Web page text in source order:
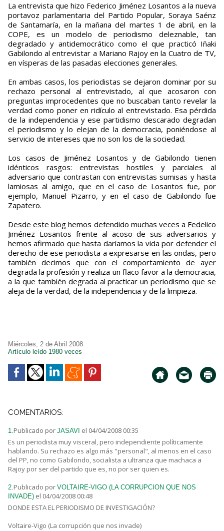
La entrevista que hizo Federico Jiménez Losantos a la nueva
portavoz parlamentaria del Partido Popular, Soraya Saénz
de Santamaría, en la mañana del martes 1 de abril, en la
COPE, es un modelo de periodismo deleznable, tan
degradado y antidemocrático como el que practicó Iñaki
Gabilondo al entrevistar a Mariano Rajoy en la Cuatro de TV,
en vísperas de las pasadas elecciones generales.
En ambas casos, los periodistas se dejaron dominar por su
rechazo personal al entrevistado, al que acosaron con
preguntas improcedentes que no buscaban tanto revelar la
verdad como poner en ridículo al entrevistado. Esa pérdida
de la independencia y ese partidismo descarado degradan
el periodismo y lo elejan de la democracia, poniéndose al
servicio de intereses que no son los de la sociedad.
Los casos de Jiménez Losantos y de Gabilondo tienen
idénticos rasgos: entrevistas hostiles y parciales al
adversario que contrastan con entrevistas sumisas y hasta
lamiosas al amigo, que en el caso de Losantos fue, por
ejemplo, Manuel Pizarro, y en el caso de Gabilondo fue
Zapatero.
Desde este blog hemos defendido muchas veces a Fedelico
Jiménez Losantos frente al acoso de sus adversarios y
hemos afirmado que hasta daríamos la vida por defender el
derecho de ese periodista a expresarse en las ondas, pero
también decimos que con el comportamiento de ayer
degrada la profesión y realiza un flaco favor a la democracia,
a la que también degrada al practicar un periodismo que se
aleja de la verdad, de la independencia y de la limpieza.
Miércoles, 2 de Abril 2008
Artículo leído 1980 veces
COMENTARIOS:
1.Publicado por JASAVI el 04/04/2008 00:35
Es un periodista muy visceral, pero independiente políticamente
hablando. Su rechazo es algo más "personal", al menos en el caso
del PP, no como Gabilondo, socialista a ultranza que machaca a
Rajoy por ser del partido que es, no por ser quien es.
2.Publicado por VOLTAIRE-VIGO (LA CORRUPCION QUE NOS
INVADE) el 04/04/2008 00:48
DONDE ESTA EL PERIODISMO DE INVESTIGACIÓN?
Voltaire-Vigo (La corrupción que nos invade)